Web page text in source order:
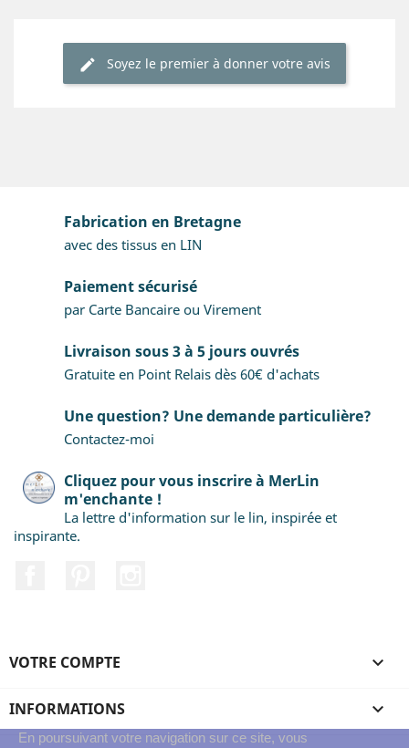
Soyez le premier à donner votre avis
Fabrication en Bretagne
avec des tissus en LIN
Paiement sécurisé
par Carte Bancaire ou Virement
Livraison sous 3 à 5 jours ouvrés
Gratuite en Point Relais dès 60€ d'achats
Une question? Une demande particulière?
Contactez-moi
Cliquez pour vous inscrire à MerLin
m'enchante !
La lettre d'information sur le lin, inspirée et
inspirante.
En poursuivant votre navigation sur ce site, vous
VOTRE COMPTE 
INFORMATIONS 